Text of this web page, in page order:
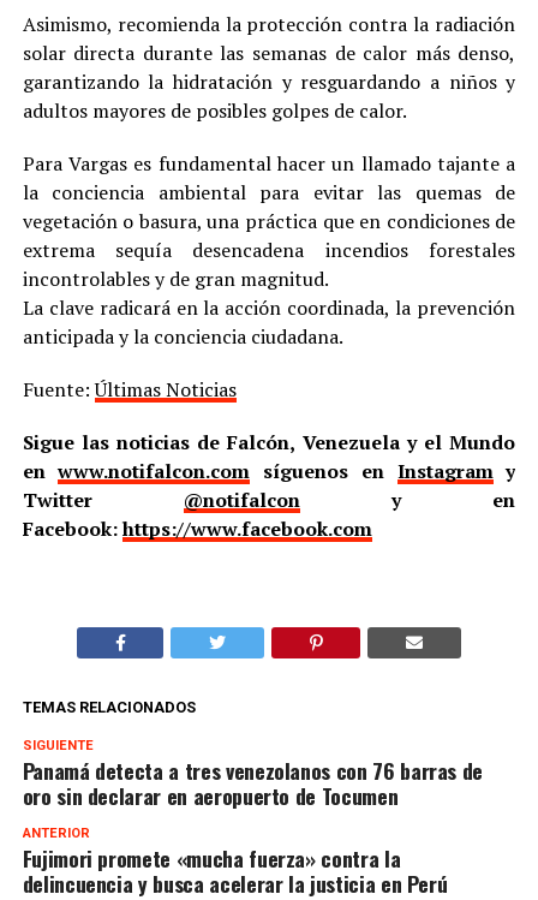
Asimismo, recomienda la protección contra la radiación
solar directa durante las semanas de calor más denso,
garantizando la hidratación y resguardando a niños y
adultos mayores de posibles golpes de calor.
Para Vargas es fundamental hacer un llamado tajante a
la conciencia ambiental para evitar las quemas de
vegetación o basura, una práctica que en condiciones de
extrema sequía desencadena incendios forestales
incontrolables y de gran magnitud.
La clave radicará en la acción coordinada, la prevención
anticipada y la conciencia ciudadana.
Fuente:Últimas Noticias
Sigue las noticias de Falcón, Venezuela y el Mundo
enwww.notifalcon.com síguenos en Instagramy
Twitter @notifalcony en
Facebook:https://www.facebook.com
TEMAS RELACIONADOS
SIGUIENTE
Panamá detecta a tres venezolanos con 76 barras de
oro sin declarar en aeropuerto de Tocumen
ANTERIOR
Fujimori promete «mucha fuerza» contra la
delincuencia y busca acelerar la justicia en Perú